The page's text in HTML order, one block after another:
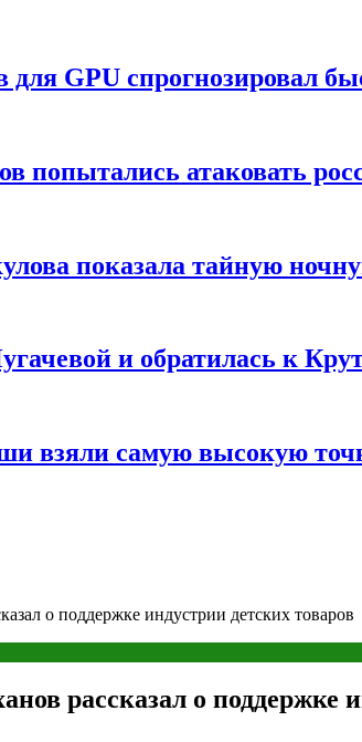
для GPU спрогнозировал
попытались атаковать
показала тайную
и обратилась к
взяли самую высокую
о поддержке индустрии детских товаров
рассказал о поддержке